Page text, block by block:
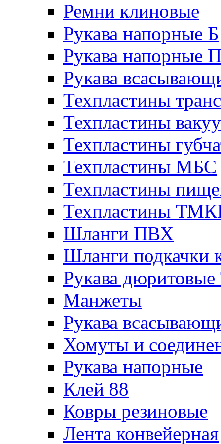
Ремни клиновые
Рукава напорные Б
Рукава напорные П
Рукава
Техпластины
Техпластины
Техпластины
Техпластины МБС
Техпластины
Техпластины
Шланги ПВХ
Шланги подкачки
Рукава
Манжеты
Рукава
Хомуты и
Рукава напорные
Клей 88
Ковры резиновые
Лента конвейерная